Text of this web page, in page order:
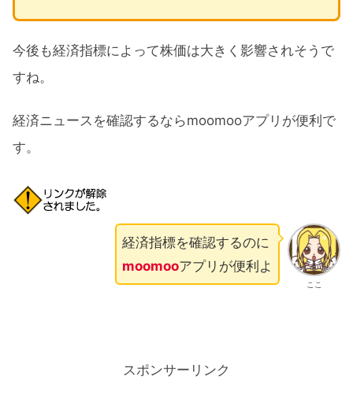
今後も経済指標によって株価は大きく影響されそうで
すね。
経済ニュースを確認するならmoomooアプリが便利で
す。
ここ
経済指標を確認するのに
moomooアプリが便利よ
スポンサーリンク